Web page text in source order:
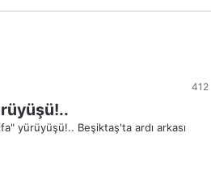
412
yürüyüşü!.. Beşiktaş'ta ardı arkası